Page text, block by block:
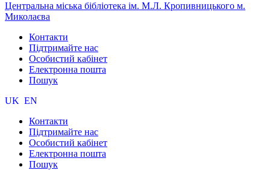
Центральна міська бібліотека ім. М.Л. Кропивницького м.
Миколаєва
Контакти
Підтримайте нас
Особистий кабінет
Електронна пошта
Пошук
UK EN
Контакти
Підтримайте нас
Особистий кабінет
Електронна пошта
Пошук